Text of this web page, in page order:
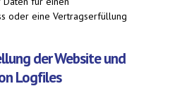
oder eine Vertragserfüllung
der Website und
Logfiles